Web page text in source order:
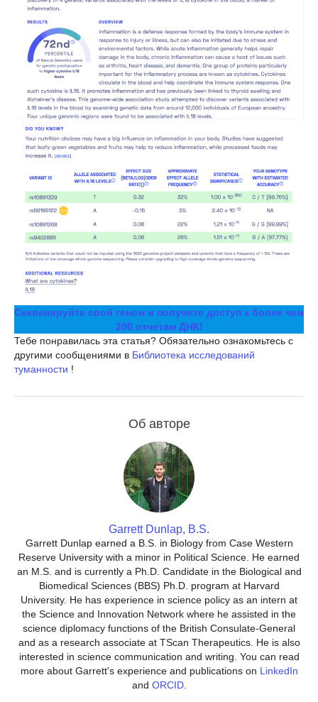
Секвенируйте свой геном и получите доступ к более чем
200 отчетам ДНК!
Тебе понравилась эта статья? Обязательно ознакомьтесь с
другими сообщениями в Библиотека исследований
туманности !
Об авторе
Garrett Dunlap, B.S.
Garrett Dunlap earned a B.S. in Biology from Case Western
Reserve University with a minor in Political Science. He earned
an M.S. and is currently a Ph.D. Candidate in the Biological and
Biomedical Sciences (BBS) Ph.D. program at Harvard
University. He has experience in science policy as an intern at
the Science and Innovation Network where he assisted in the
science diplomacy functions of the British Consulate-General
and as a research associate at TScan Therapeutics. He is also
interested in science communication and writing. You can read
more about Garrett's experience and publications on LinkedIn
and ORCID.